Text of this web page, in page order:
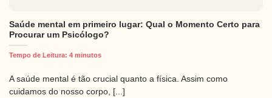
Saúde mental em primeiro lugar: Qual o Momento Certo para
Procurar um Psicólogo?
Tempo de Leitura: 4 minutos
A saúde mental é tão crucial quanto a física. Assim como
cuidamos do nosso corpo, [...]